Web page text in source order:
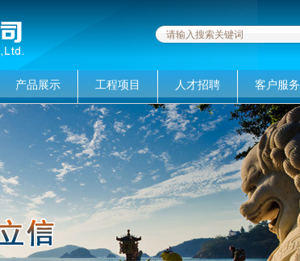
产品展示 工程项目 人才招聘 客户服务